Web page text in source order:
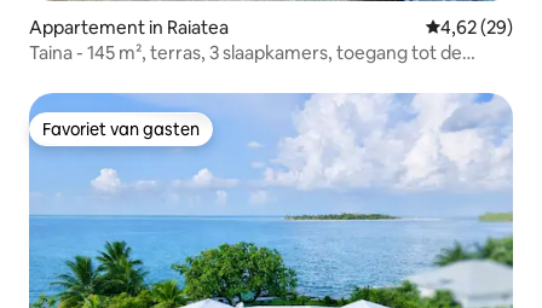
Appartement in Raiatea Gemiddelde
4,62 (29)
Taina - 145 m², terras, 3 slaapkamers, toegang tot de
Favoriet van gasten
Favoriet van gasten